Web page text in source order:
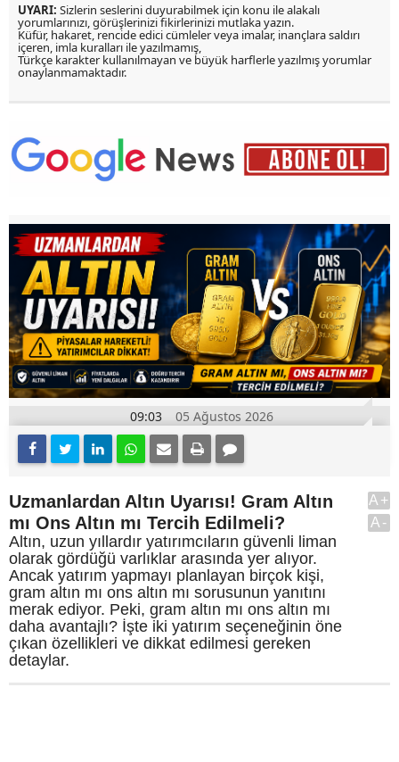
UYARI: Sizlerin seslerini duyurabilmek için konu ile alakalı
yorumlarınızı, görüşlerinizi fikirlerinizi mutlaka yazın.
Küfür, hakaret, rencide edici cümleler veya imalar, inançlara saldırı
içeren, imla kuralları ile yazılmamış,
Türkçe karakter kullanılmayan ve büyük harflerle yazılmış yorumlar
onaylanmamaktadır.
09:03 05 Ağustos 2026
Uzmanlardan Altın Uyarısı! Gram Altın
mı Ons Altın mı Tercih Edilmeli?
Altın, uzun yıllardır yatırımcıların güvenli liman
olarak gördüğü varlıklar arasında yer alıyor.
Ancak yatırım yapmayı planlayan birçok kişi,
gram altın mı ons altın mı sorusunun yanıtını
merak ediyor. Peki, gram altın mı ons altın mı
daha avantajlı? İşte iki yatırım seçeneğinin öne
çıkan özellikleri ve dikkat edilmesi gereken
detaylar.
A+
A-